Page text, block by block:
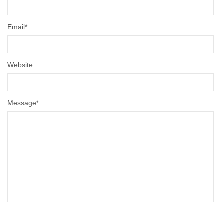
Message*
Email*
Website